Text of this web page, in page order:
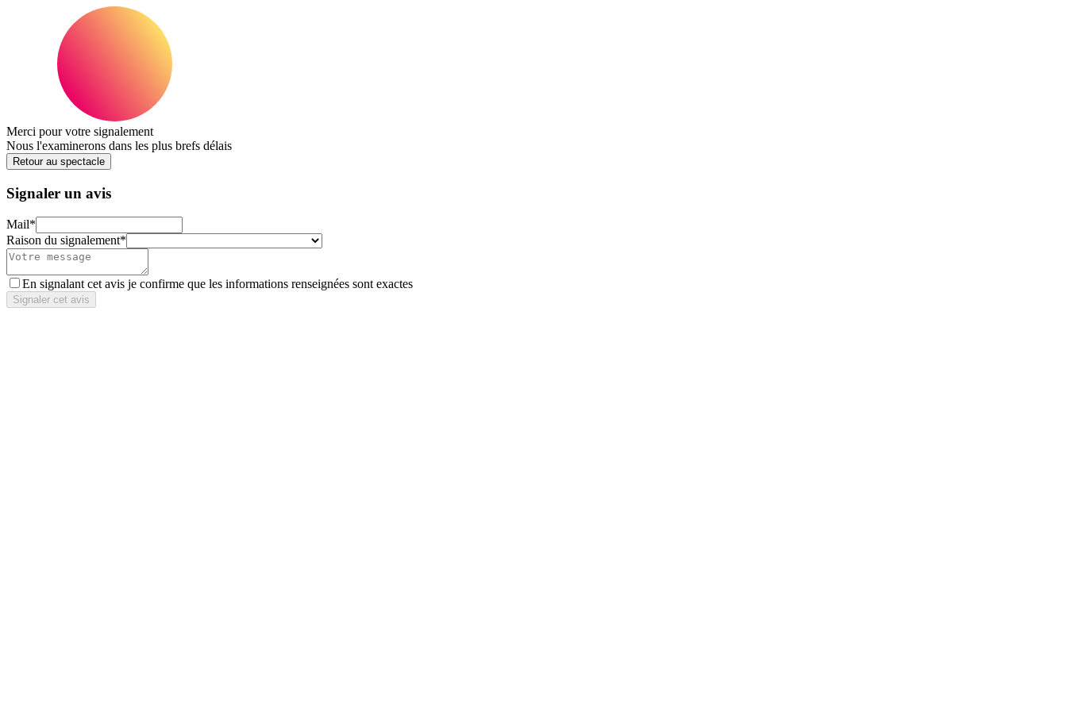
Merci pour votre signalement
Nous l'examinerons dans les plus brefs délais
Retour au spectacle
Signaler un avis
Mail*
Raison du signalement*
En signalant cet avis je confirme que les informations renseignées sont exactes
Signaler cet avis